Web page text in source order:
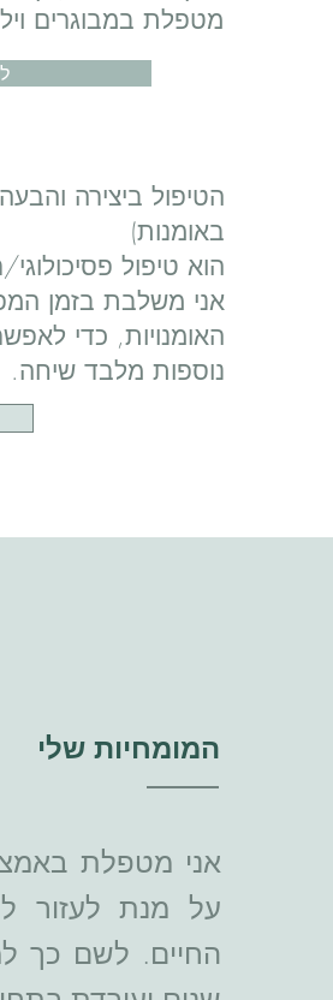
מטפלת במבוגרים
הטיפול ביצירה
באומנות)
הוא טיפול
אני משלבת בזמן
האומנויות, כדי
נוספות מלבד שיחה.
המומחיות שלי
אני מטפלת
על מנת לעזור